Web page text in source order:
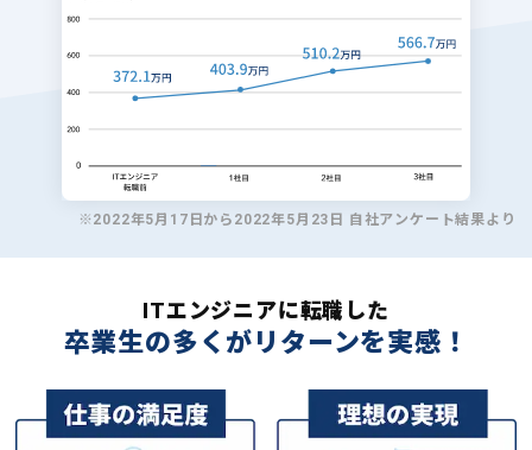
※2022年5月17日から2022年5月23日 自社アンケート結果より
ITエンジニアに転職した
卒業生の多くがリターンを実感！